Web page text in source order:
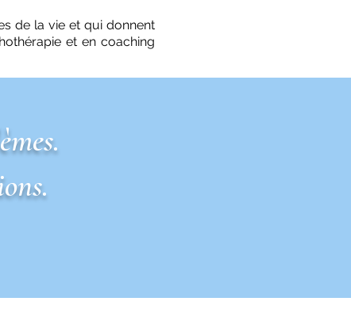
de la vie et qui donnent
et en coaching